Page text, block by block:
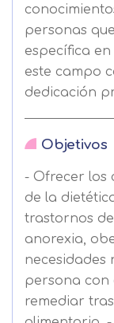
personas
específica
este campo
dedicación
Objetivos
- Ofrecer los
de la
trastornos
anorexia,
necesidades
persona con
remediar